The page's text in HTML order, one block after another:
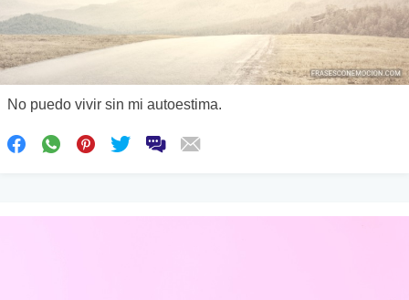
No puedo vivir sin mi autoestima.